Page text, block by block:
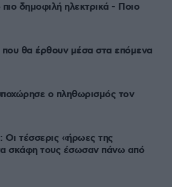
δημοφιλή ηλεκτρικά - Ποιο
θα έρθουν μέσα στα επόμενα
ο πληθωρισμός τον
τέσσερις «ήρωες της
σκάφη τους έσωσαν πάνω από